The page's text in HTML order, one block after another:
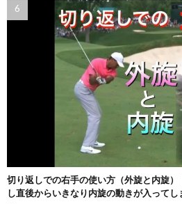
切り返しでの右手の使い方（外旋と内旋
し直後からいきなり内旋の動きが入ってし